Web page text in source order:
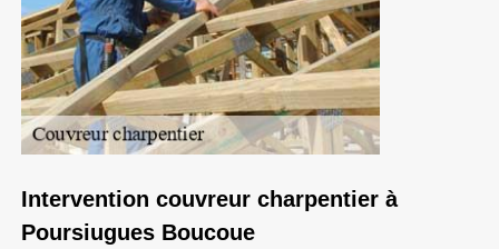
Intervention couvreur charpentier à
Poursiugues Boucoue